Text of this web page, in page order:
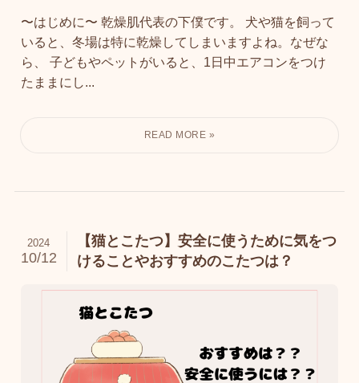
〜はじめに〜 乾燥肌代表の下僕です。 犬や猫を飼って
いると、冬場は特に乾燥してしまいますよね。なぜな
ら、 子どもやペットがいると、1日中エアコンをつけ
たままにし...
【猫とこたつ】安全に使うために気をつ
けることやおすすめのこたつは？
2024
10/12